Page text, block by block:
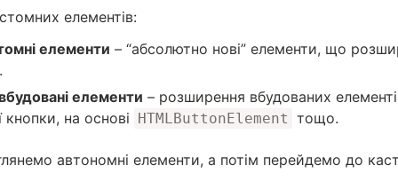
елементів:
елементи – “абсолютно нові” елементи, що
.
елементи – розширення вбудованих
кнопки, на основі HTMLButtonElement тощо.
автономні елементи, а потім перейдемо до